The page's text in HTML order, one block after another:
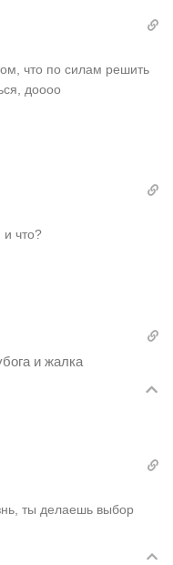
что по силам решить
доооо
и что?
и жалка
ты делаешь выбор